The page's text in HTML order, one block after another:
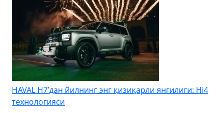
HAVAL H7’дан йилнинг энг қизиқарли янгилиги: Hi4
технологияси